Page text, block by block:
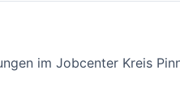
im Jobcenter Kreis